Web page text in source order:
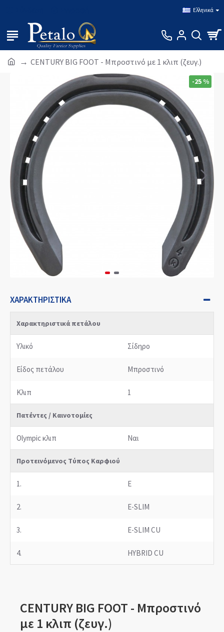
Ελληνικά
CENTURY BIG FOOT - Μπροστινό με 1 κλιπ (ζευγ.)
-25 %
ΧΑΡΑΚΤΗΡΙΣΤΙΚΆ
Χαρακτηριστικά πετάλου
Υλικό Σίδηρο
Είδος πετάλου Μπροστινό
Κλιπ 1
Πατέντες / Καινοτομίες
Olympic κλιπ Ναι
Προτεινόμενος Τύπος Καρφιού
1. E
2. E-SLIM
3. E-SLIM CU
4. HYBRID CU
CENTURY BIG FOOT - Μπροστινό
με 1 κλιπ (ζευγ.)